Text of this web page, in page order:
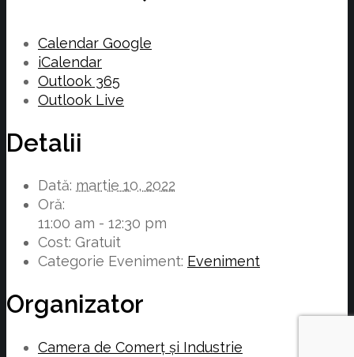
Calendar Google
iCalendar
Outlook 365
Outlook Live
Detalii
Dată: martie 10, 2022
Oră:
11:00 am - 12:30 pm
Cost: Gratuit
Categorie Eveniment: Eveniment
Organizator
Camera de Comerț și Industrie